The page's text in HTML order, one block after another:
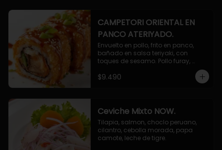
CAMPETORI ORIENTAL EN
PANCO ATERIYADO.
Envuelto en pollo, frito en panco,
bañado en salsa teriyaki, con
toques de sesamo. Pollo furay,
queso, champiñon furay, cebollin.
$9.490
Ceviche Mixto NOW.
Tilapia, salmon, choclo peruano,
cilantro, cebolla morada, papa
camote, leche de tigre.